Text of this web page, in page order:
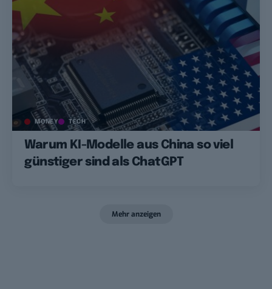
MONEY TECH
Warum KI-Modelle aus China so viel
günstiger sind als ChatGPT
Mehr anzeigen